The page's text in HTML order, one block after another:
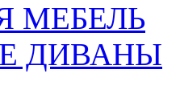
МЕБЕЛЬ
ДИВАНЫ